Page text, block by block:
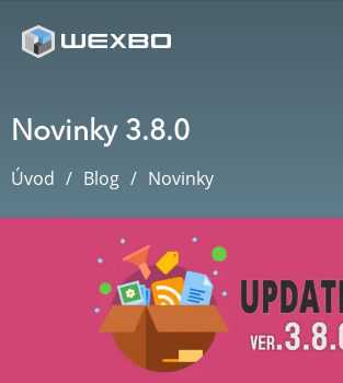
Novinky 3.8.0
Úvod Blog Novinky